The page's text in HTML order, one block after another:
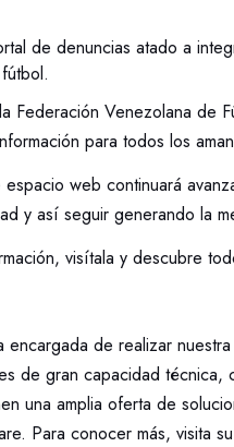
de denuncias atado a
Federación Venezolana de
para todos los
web continuará
y así seguir generando la
visítala y descubre
de realizar
de gran capacidad
una amplia oferta de
Para conocer más, visita